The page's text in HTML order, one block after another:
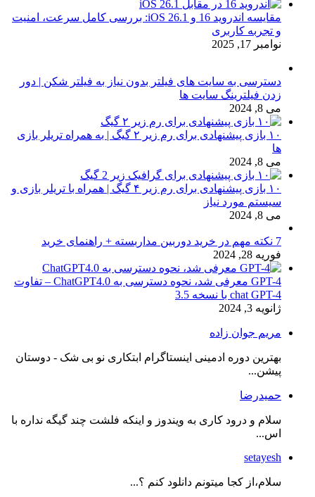
مقایسه اندروید 16 و iOS 26.1: بررسی کامل سرعت، امنیت
و تجربه کاربری
نوامبر 17, 2025
دسترسی به سایت های فیلتر بدون نیاز به فیلتر شکن | دور
زدن فیلترینگ سایت ها
می 8, 2024
۱۰ بازی پیشنهادی برای رم زیر ۲ گیگ | به همراه تریلر بازی
ها
می 8, 2024
۱۰ بازی پیشنهادی برای رم زیر ۴ گیگ | همراه با تریلر بازی و
سیستم مورد نیاز
می 8, 2024
7 نکته مهم در خرید دوربین مداربسته + راهنمای خرید
فوریه 28, 2024
GPT-4 معرفی شد، نحوه دسترسی به ChatGPT4.0 – تفاوت
chat GPT-4 با نسخه 3.5
ژانویه 3, 2024
مریم جوان زاده
بهترین دوره ادمینی اینستاگرام ابتکاری نو بی شک - دوستان
پیشن...
حمیدرضا
سلام و درود کاری به ویندوز و اینکه فلشت چند گیگه نداره با
اس...
setayesh
سلام،از کجا میتونم دانلود کنم ؟...